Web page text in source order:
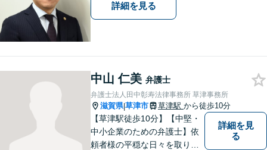
詳細を見る
中山 仁美 弁護士
弁護士法人田中彰寿法律事務所 草津事務所
滋賀県|草津市 草津駅 から徒歩10分
【草津駅徒歩10分】【中堅・
中小企業のための弁護士】依
頼者様の平穏な日々を取り戻
詳細を見
る